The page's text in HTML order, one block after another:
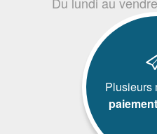
Plusieurs